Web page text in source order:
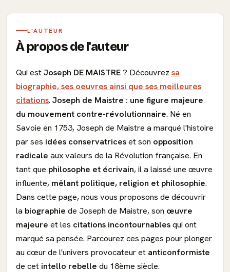
L'AUTEUR
À propos de l'auteur
Qui estJoseph DE MAISTRE? Découvrez sa
biographie, ses oeuvres ainsi que ses meilleures
citations. Joseph de Maistre : une figure majeure
du mouvement contre-révolutionnaire. Né en
Savoie en 1753, Joseph de Maistre a marqué l'histoire
par ses idées conservatriceset son opposition
radicale aux valeurs de la Révolution française. En
tant que philosophe et écrivain, il a laissé une œuvre
influente, mêlant politique, religion et philosophie.
Dans cette page, nous vous proposons de découvrir
la biographie de Joseph de Maistre, son œuvre
majeure et les citations incontournablesqui ont
marqué sa pensée. Parcourez ces pages pour plonger
au cœur de l'univers provocateur et anticonformiste
de cet intello rebelle du 18ème siècle.